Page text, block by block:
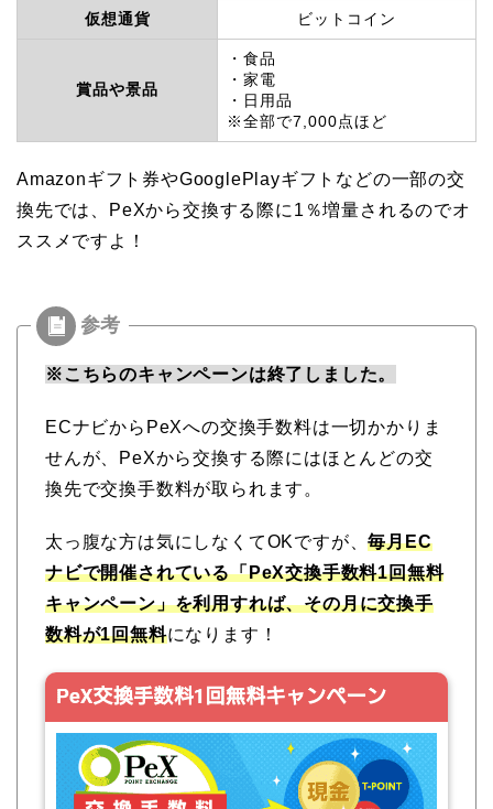
仮想通貨 ビットコイン
賞品や景品
・食品
・家電
・日用品
※全部で7,000点ほど
Amazonギフト券やGooglePlayギフトなどの一部の交
換先では、PeXから交換する際に1％増量されるのでオ
ススメですよ！
※こちらのキャンペーンは終了しました。
ECナビからPeXへの交換手数料は一切かかりま
せんが、PeXから交換する際にはほとんどの交
換先で交換手数料が取られます。
太っ腹な方は気にしなくてOKですが、毎月EC
ナビで開催されている「PeX交換手数料1回無料
キャンペーン」を利用すれば、その月に交換手
数料が1回無料になります！